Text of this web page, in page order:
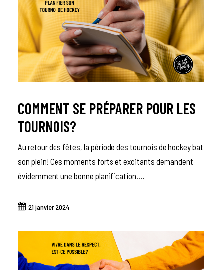
COMMENT SE PRÉPARER POUR LES
TOURNOIS?
Au retour des fêtes, la période des tournois de hockey bat
son plein! Ces moments forts et excitants demandent
évidemment une bonne planification.…
21 janvier 2024